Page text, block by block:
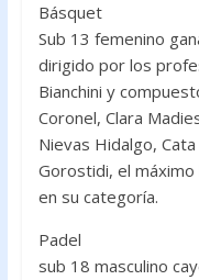
Básquet
Sub 13 femenino
dirigido por los
Bianchini y
Coronel, Clara
Nievas Hidalgo,
Gorostidi, el
en su categoría.
Padel
sub 18 masculino